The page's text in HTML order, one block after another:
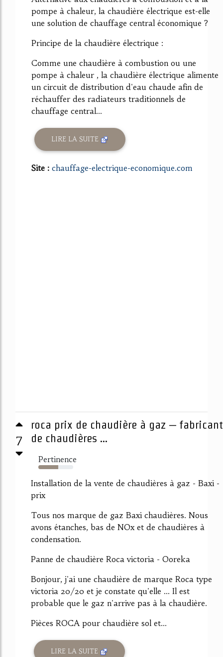
pompe à chaleur, la chaudière électrique est-elle
une solution de chauffage central économique ?
Principe de la chaudière électrique :
Comme une chaudière à combustion ou une
pompe à chaleur , la chaudière électrique alimente
un circuit de distribution d'eau chaude afin de
réchauffer des radiateurs traditionnels de
chauffage central...
LIRE LA SUITE
Site : chauffage-electrique-economique.com
7
roca prix de chaudière à gaz – fabricant
de chaudières ...
Pertinence
57%
Installation de la vente de chaudières à gaz - Baxi -
prix
Tous nos marque de gaz Baxi chaudières. Nous
avons étanches, bas de NOx et de chaudières à
condensation.
Panne de chaudière Roca victoria - Ooreka
Bonjour, j'ai une chaudière de marque Roca type
victoria 20/20 et je constate qu'elle ... Il est
probable que le gaz n'arrive pas à la chaudière.
Pièces ROCA pour chaudière sol et...
LIRE LA SUITE